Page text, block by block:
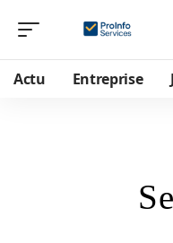
Actu Entreprise